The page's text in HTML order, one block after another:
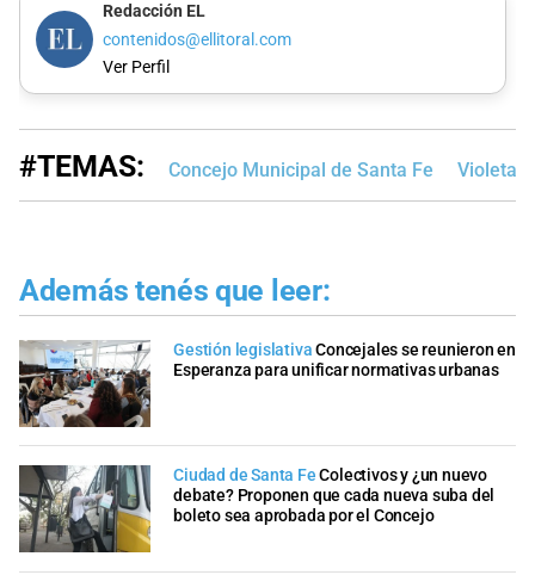
Redacción EL
contenidos@ellitoral.com
Ver Perfil
#TEMAS: Concejo Municipal de Santa Fe Violeta
Además tenés que leer:
Gestión legislativaConcejales se reunieron en
Esperanza para unificar normativas urbanas
Ciudad de Santa Fe Colectivos y ¿un nuevo
debate? Proponen que cada nueva suba del
boleto sea aprobada por el Concejo